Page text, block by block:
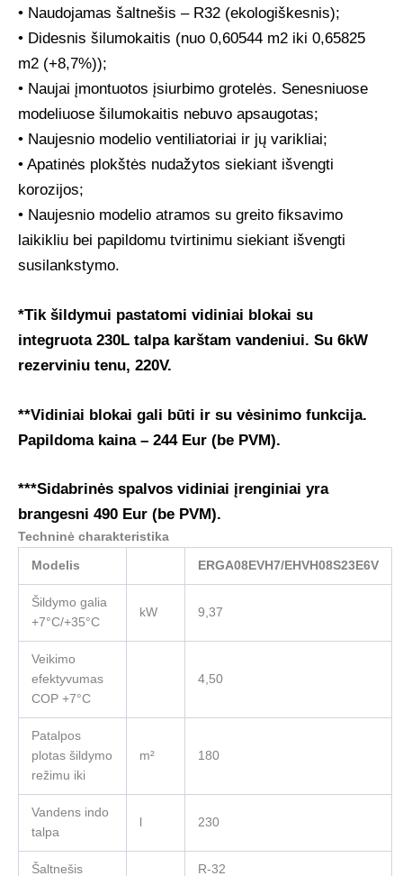
• Naudojamas šaltnešis – R32 (ekologiškesnis);
• Didesnis šilumokaitis (nuo 0,60544 m2 iki 0,65825
m2 (+8,7%));
• Naujai įmontuotos įsiurbimo grotelės. Senesniuose
modeliuose šilumokaitis nebuvo apsaugotas;
• Naujesnio modelio ventiliatoriai ir jų varikliai;
• Apatinės plokštės nudažytos siekiant išvengti
korozijos;
• Naujesnio modelio atramos su greito fiksavimo
laikikliu bei papildomu tvirtinimu siekiant išvengti
susilankstymo.
*Tik šildymui pastatomi vidiniai blokai su
integruota 230L talpa karštam vandeniui. Su 6kW
rezerviniu tenu, 220V.
**Vidiniai blokai gali būti ir su vėsinimo funkcija.
Papildoma kaina – 244 Eur (be PVM).
***Sidabrinės spalvos vidiniai įrenginiai yra
brangesni 490 Eur (be PVM).
Techninė charakteristika
Modelis ERGA08EVH7/EHVH08S23E6V
Šildymo galia
+7°C/+35°C
kW 9,37
Veikimo
efektyvumas
COP +7°C
4,50
Patalpos
plotas šildymo
režimu iki
m² 180
Vandens indo
talpa
230
Šaltnešis R-32